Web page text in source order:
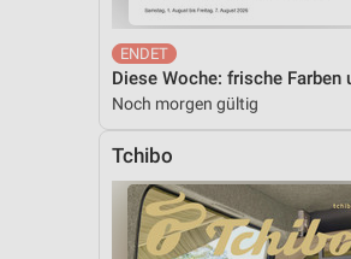
Noch morgen gültig
Tchibo